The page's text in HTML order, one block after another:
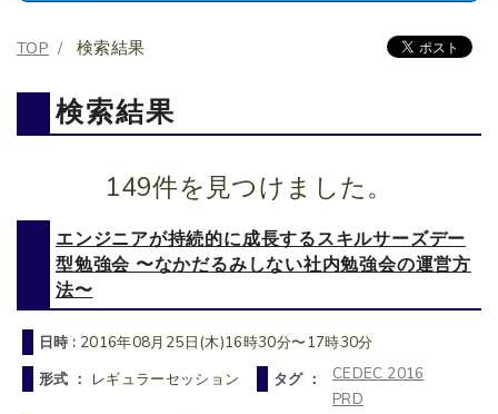
TOP 検索結果
検索結果
149件を見つけました。
エンジニアが持続的に成長するスキルサーズデー
型勉強会 〜なかだるみしない社内勉強会の運営方
法〜
日時 : 2016年08月25日(木)16時30分〜17時30分
形式 ： レギュラーセッション タグ ：
CEDEC 2016
PRD